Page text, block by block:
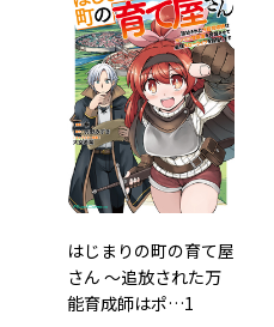
はじまりの町の育て屋
さん ～追放された万
能育成師はポ…1